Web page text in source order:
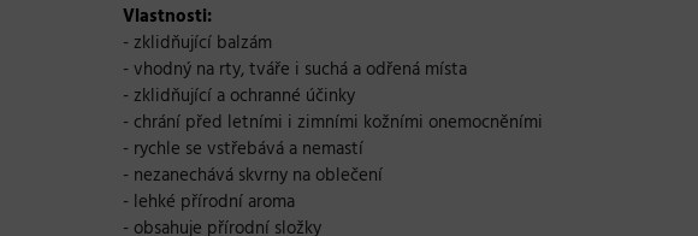
Vlastnosti:
- zklidňující balzám
- vhodný na rty, tváře i suchá a odřená místa
- zklidňující a ochranné účinky
- chrání před letními i zimními kožními onemocněními
- rychle se vstřebává a nemastí
- nezanechává skvrny na oblečení
- lehké přírodní aroma
- obsahuje přírodní složky